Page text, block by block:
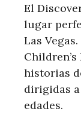
El
lugar
Las
historias
dirigidas
edades.